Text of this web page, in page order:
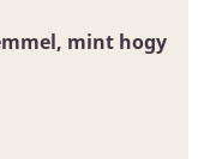
mint hogy